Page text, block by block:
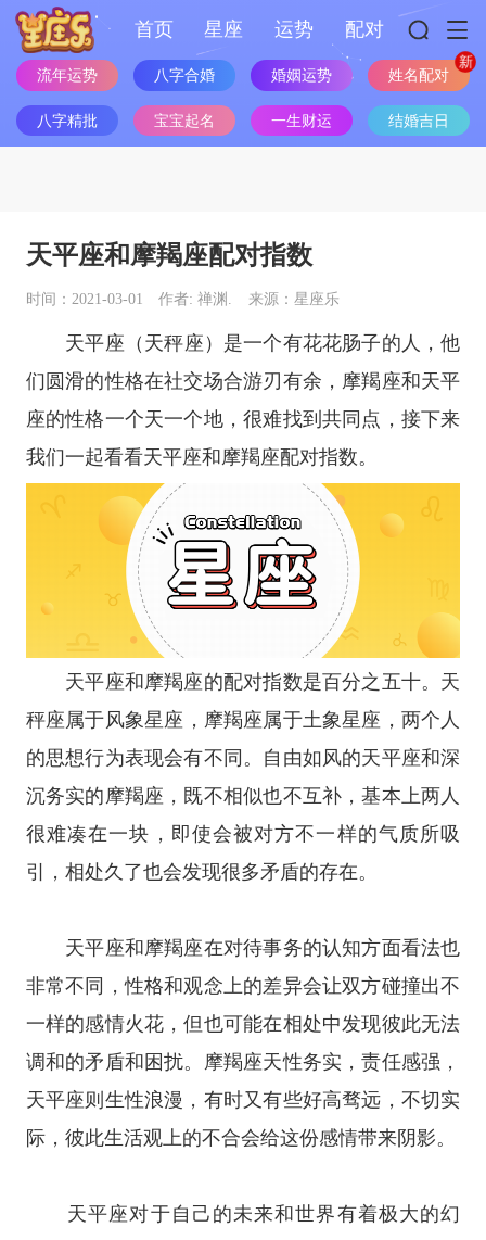
首页 星座 运势 配对
流年运势 八字合婚 婚姻运势 姓名配对
八字精批 宝宝起名 一生财运 结婚吉日
天平座和摩羯座配对指数
时间：2021-03-01 作者: 禅渊. 来源：星座乐
天平座（ 天秤座 ）是一个有花花肠子的人，他
们圆滑的性格在社交场合游刃有余， 摩羯座和天平
座的性格一个天一个地，很难找到共同点，接下来
我们一起看看天平座和摩羯座配对指数。
天平座和摩羯座的配对指数是百分之五十。 天
秤座属于风象星座 ，摩羯座属于土象星座 ，两个人
的思想行为表现会有不同。自由如风的天平座和深
沉务实的摩羯座，既不相似也不互补，基本上两人
很难凑在一块，即使会被对方不一样的气质所吸
引，相处久了也会发现很多矛盾的存在。
天平座和摩羯座在对待事务的认知方面看法也
非常不同，性格和观念上的差异会让双方碰撞出不
一样的感情火花，但也可能在相处中发现彼此无法
调和的矛盾和困扰。摩羯座天性务实，责任感强，
天平座则生性浪漫，有时又有些好高骛远，不切实
际，彼此生活观上的不合会给这份感情带来阴影。
天平座对于自己的未来和世界有着极大的幻